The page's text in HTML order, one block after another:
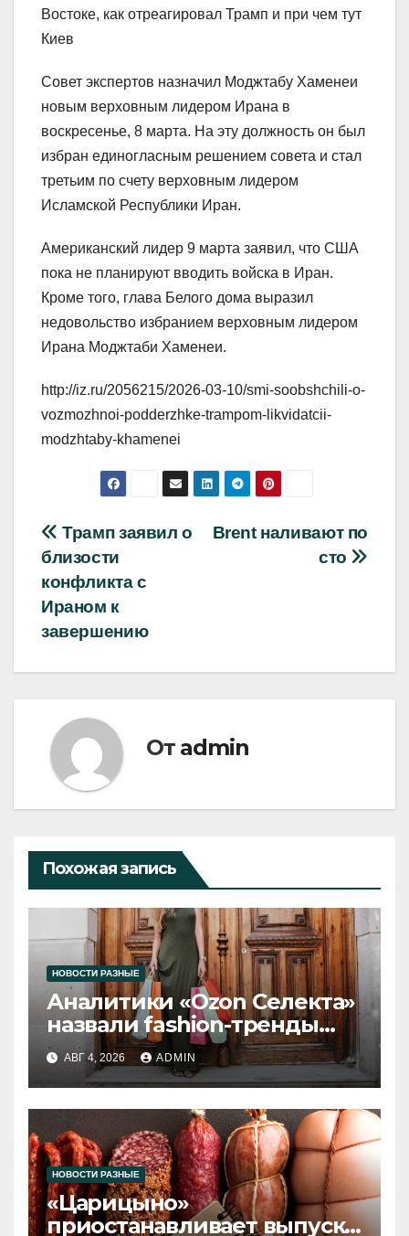
Востоке, как отреагировал Трамп и при чем тут
Киев
Совет экспертов назначил Моджтабу Хаменеи
новым верховным лидером Ирана в
воскресенье, 8 марта. На эту должность он был
избран единогласным решением совета и стал
третьим по счету верховным лидером
Исламской Республики Иран.
Американский лидер 9 марта заявил, что США
пока не планируют вводить войска в Иран.
Кроме того, глава Белого дома выразил
недовольство избранием верховным лидером
Ирана Моджтаби Хаменеи.
http://iz.ru/2056215/2026-03-10/smi-soobshchili-o-
vozmozhnoi-podderzhke-trampom-likvidatcii-
modzhtaby-khamenei
Навигация
по
записям
Brent наливают по
сто
Трамп заявил о
близости
конфликта с
Ираном к
завершению
От admin
Похожая запись
НОВОСТИ РАЗНЫЕ
Аналитики «Ozon Селекта»
назвали fashion-тренды
2026 года
АВГ 4, 2026 ADMIN
НОВОСТИ РАЗНЫЕ
«Царицыно»
приостанавливает выпуск